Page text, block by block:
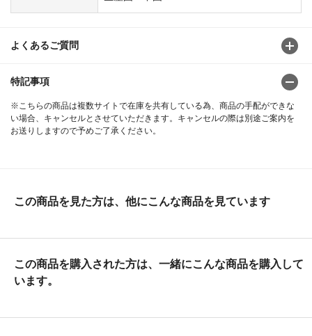
よくあるご質問
特記事項
※こちらの商品は複数サイトで在庫を共有している為、商品の手配ができな
い場合、キャンセルとさせていただきます。キャンセルの際は別途ご案内を
お送りしますので予めご了承ください。
この商品を見た方は、他にこんな商品を見ています
この商品を購入された方は、一緒にこんな商品を購入して
います。